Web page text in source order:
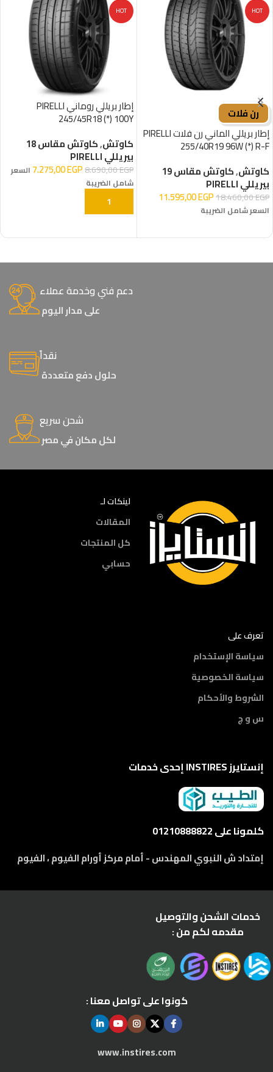
HOT
رن فلات
إطار بريللي الماني رن فلات PIRELLI
255/40R19 96W (*) R-F
كاوتش,كاوتش مقاس 19
بيريللي PIRELLI
18.460,00EGP
11.595,00EGP
السعر شامل الضريبة
HOT
إطار بريللي روماني PIRELLI
245/45R18 (*) 100Y
كاوتش,كاوتش مقاس 18
بيريللي PIRELLI
8.690,00EGP
7.275,00EGP
السعر
شامل الضريبة
إضافة إلى السلة
دعم فني وخدمة عملاء
على مدار اليوم
نقداً
حلول دفع متعددة
شحن سريع
لكل مكان في مصر
لينكات لـ
المقالات
كل المنتجات
حسابي
تعرف على
سياسة الإستخدام
سياسة الخصوصية
الشروط والأحكام
س و ج
إنستايرز INSTIRES إحدى خدمات
كلمونا على 01210888822
إمتداد ش النبوي المهندس - أمام مركز أورام الفيوم ، الفيوم
خدمات الشحن والتوصيل
مقدمه لكم من :
كونوا على تواصل معنا :
www.instires.com